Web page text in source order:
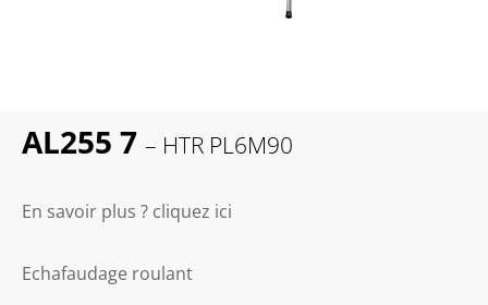
AL255 7 – HTR PL6M90
En savoir plus ? cliquez ici
Echafaudage roulant